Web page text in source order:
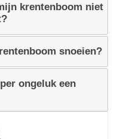
krentenboom niet
snoeien?
ongeluk een